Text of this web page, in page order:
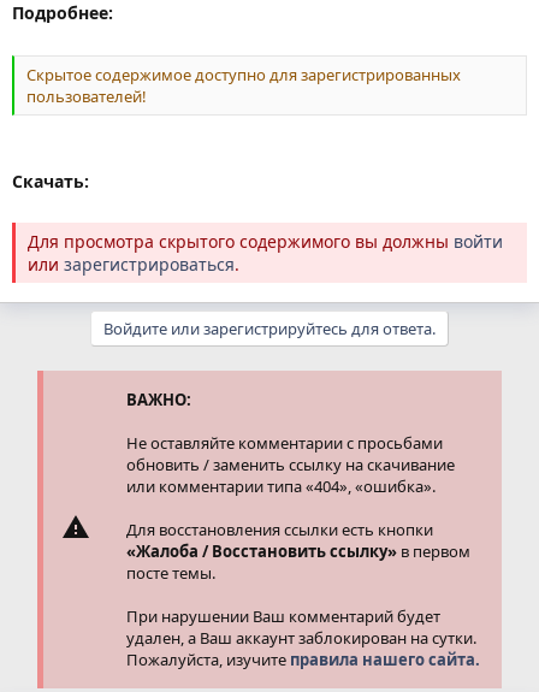
Подробнее:
Скрытое содержимое доступно для зарегистрированных
пользователей!
Скачать:
Для просмотра скрытого содержимого вы должны войти
или зарегистрироваться.
Войдите или зарегистрируйтесь для ответа.
ВАЖНО:
Не оставляйте комментарии с просьбами
обновить / заменить ссылку на скачивание
или комментарии типа «404», «ошибка».
Для восстановления ссылки есть кнопки
«Жалоба / Восстановить ссылку» в первом
посте темы.
При нарушении Ваш комментарий будет
удален, а Ваш аккаунт заблокирован на сутки.
Пожалуйста, изучите правила нашего сайта.